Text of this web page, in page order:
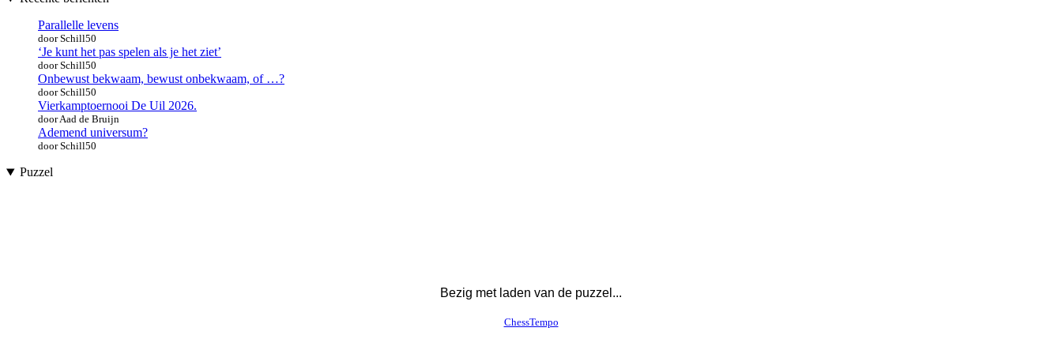
Parallelle levens
door Schill50
‘Je kunt het pas spelen als je het ziet’
door Schill50
Onbewust bekwaam, bewust onbekwaam, of …?
door Schill50
Vierkamptoernooi De Uil 2026.
door Aad de Bruijn
Ademend universum?
door Schill50
Puzzel